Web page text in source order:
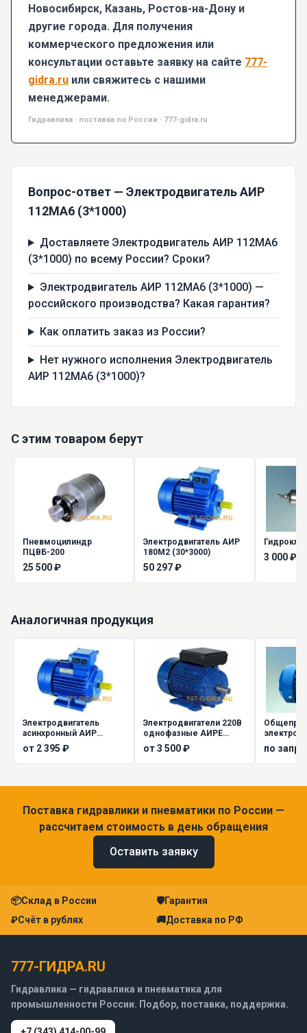
Новосибирск, Казань, Ростов-на-Дону и
другие города. Для получения
коммерческого предложения или
консультации оставьте заявку на сайте 777-
gidra.ru или свяжитесь с нашими
менеджерами.
Гидравлика · поставка по России · 777-gidra.ru
Вопрос-ответ — Электродвигатель АИР
112МА6 (3*1000)
Доставляете Электродвигатель АИР 112МА6
(3*1000) по всему России? Сроки?
Электродвигатель АИР 112МА6 (3*1000) —
российского производства? Какая гарантия?
Как оплатить заказ из России?
Нет нужного исполнения Электродвигатель
АИР 112МА6 (3*1000)?
С этим товаром берут
Пневмоцилиндр
ПЦВБ-200
25 500 ₽
Электродвигатель АИР
180М2 (30*3000)
50 297 ₽
3 000 ₽
Аналогичная продукция
Электродвигатель
асинхронный АИР
(трехфазные)
от 2 395 ₽
Электродвигатели 220В
однофазные АИРЕ
АДМЕ
от 3 500 ₽ по
Поставка гидравлики и пневматики по России —
рассчитаем стоимость в день обращения
Оставить заявку
📦Склад в России 🛡Гарантия
₽Счёт в рублях 🚚Доставка по РФ
777-ГИДРА.RU
Гидравлика — гидравлика и пневматика для
промышленности России. Подбор, поставка, поддержка.